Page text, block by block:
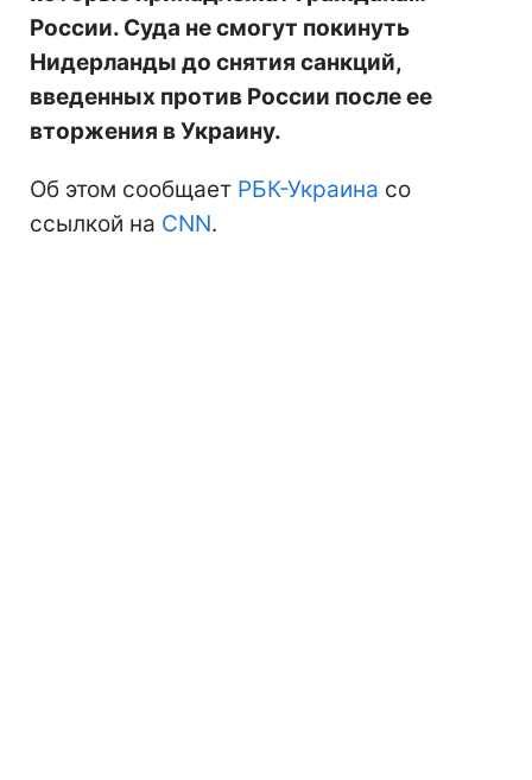
России. Суда не смогут покинуть
Нидерланды до снятия санкций,
введенных против России после ее
вторжения в Украину.
Об этом сообщает РБК-Украина со
ссылкой на CNN.